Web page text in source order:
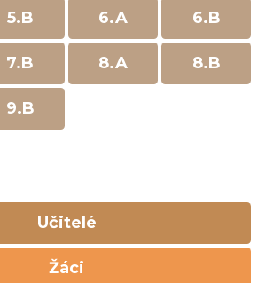
5.B 6.A 6.B
7.B 8.A 8.B
9.B
Učitelé
Žáci